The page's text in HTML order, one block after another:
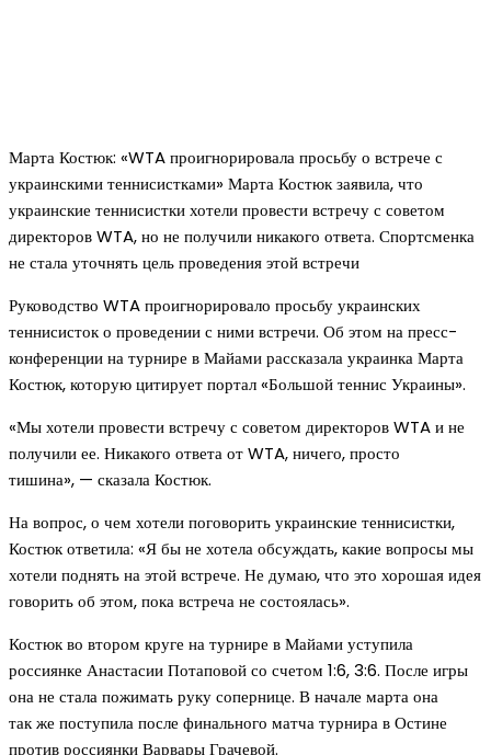
Марта Костюк: «WTA проигнорировала просьбу о встрече с
украинскими теннисистками» Марта Костюк заявила, что
украинские теннисистки хотели провести встречу с советом
директоров WTA, но не получили никакого ответа. Спортсменка
не стала уточнять цель проведения этой встречи
Руководство WTA проигнорировало просьбу украинских
теннисисток о проведении с ними встречи. Об этом на пресс-
конференции на турнире в Майами рассказала украинка Марта
Костюк, которую цитирует портал «Большой теннис Украины».
«Мы хотели провести встречу с советом директоров WTA и не
получили ее. Никакого ответа от WTA, ничего, просто
тишина», — сказала Костюк.
На вопрос, о чем хотели поговорить украинские теннисистки,
Костюк ответила: «Я бы не хотела обсуждать, какие вопросы мы
хотели поднять на этой встрече. Не думаю, что это хорошая идея
говорить об этом, пока встреча не состоялась».
Костюк во втором круге на турнире в Майами уступила
россиянке Анастасии Потаповой со счетом 1:6, 3:6. После игры
она не стала пожимать руку сопернице. В начале марта она
так же поступила после финального матча турнира в Остине
против россиянки Варвары Грачевой.